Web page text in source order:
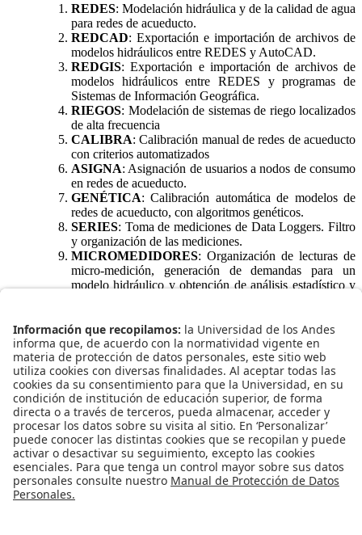
REDES: Modelación hidráulica y de la calidad de agua
para redes de acueducto.
REDCAD: Exportación e importación de archivos de
modelos hidráulicos entre REDES y AutoCAD.
REDGIS: Exportación e importación de archivos de
modelos hidráulicos entre REDES y programas de
Sistemas de Información Geográfica.
RIEGOS: Modelación de sistemas de riego localizados
de alta frecuencia
CALIBRA: Calibración manual de redes de acueducto
con criterios automatizados
ASIGNA: Asignación de usuarios a nodos de consumo
en redes de acueducto.
GENÉTICA: Calibración automática de modelos de
redes de acueducto, con algoritmos genéticos.
SERIES: Toma de mediciones de Data Loggers. Filtro
y organización de las mediciones.
MICROMEDIDORES: Organización de lecturas de
micro-medición, generación de demandas para un
modelo hidráulico y obtención de análisis estadístico y
urbano basado en la metodología propuesta por el
CIACUA.
ALCANTARILLADOS: Un programa para el diseño
optimizado de la topología y el diseño de mínimo costo
de redes de drenaje urbano.